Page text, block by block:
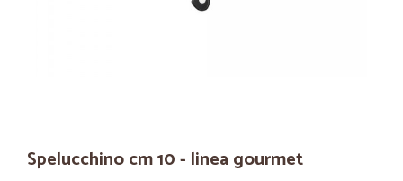
Spelucchino cm 10 - linea gourmet